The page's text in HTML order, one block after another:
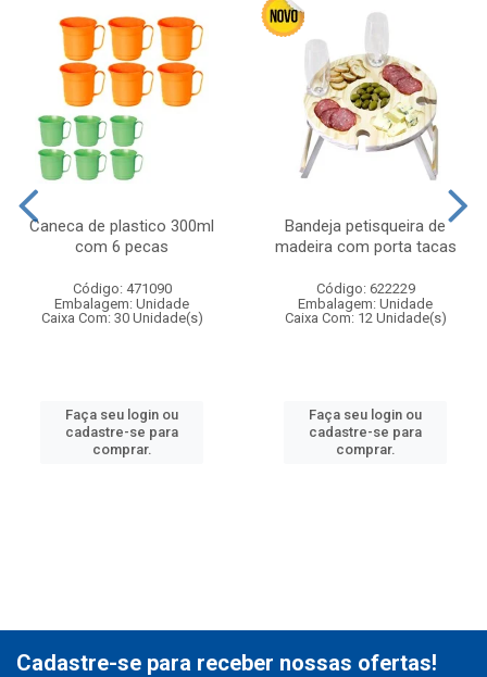
Caneca de plastico 300ml
com 6 pecas
Código: 471090
Embalagem: Unidade
Caixa Com: 30 Unidade(s)
Faça seu login ou
cadastre-se para
comprar.
Bandeja petisqueira de
madeira com porta tacas
Código: 622229
Embalagem: Unidade
Caixa Com: 12 Unidade(s)
Faça seu login ou
cadastre-se para
comprar.
Cadastre-se para receber nossas ofertas!